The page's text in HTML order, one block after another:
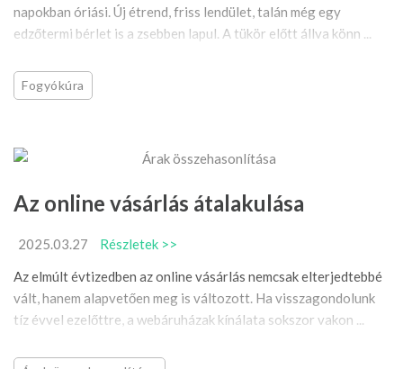
napokban óriási. Új étrend, friss lendület, talán még egy
edzőtermi bérlet is a zsebben lapul. A tükör előtt állva könn ...
Fogyókúra
Az online vásárlás átalakulása
2025.03.27
Részletek >>
Az elmúlt évtizedben az online vásárlás nemcsak elterjedtebbé
vált, hanem alapvetően meg is változott. Ha visszagondolunk
tíz évvel ezelőttre, a webáruházak kínálata sokszor vakon ...